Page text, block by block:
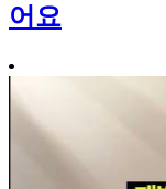
어요